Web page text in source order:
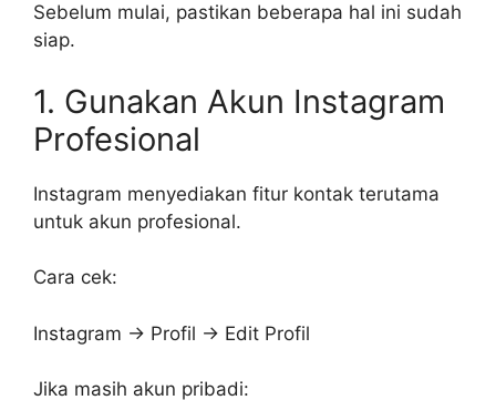
Sebelum mulai, pastikan beberapa hal ini sudah
siap.
1. Gunakan Akun Instagram
Profesional
Instagram menyediakan fitur kontak terutama
untuk akun profesional.
Cara cek:
Instagram → Profil → Edit Profil
Jika masih akun pribadi: